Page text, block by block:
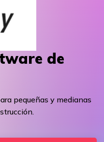
de
pequeñas y medianas